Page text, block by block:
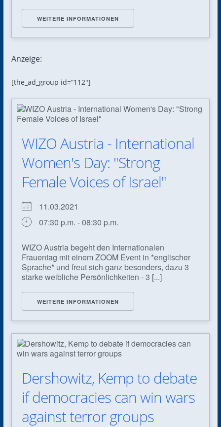
WEITERE INFORMATIONEN
Anzeige:
[the_ad_group id=“112″]
WIZO Austria - International
Women's Day: "Strong
Female Voices of Israel"
11.03.2021
07:30 p.m. - 08:30 p.m.
WIZO Austria begeht den Internationalen
Frauentag mit einem ZOOM Event in *englischer
Sprache* und freut sich ganz besonders, dazu 3
starke weibliche Persönlichkeiten - 3 [...]
WEITERE INFORMATIONEN
Dershowitz, Kemp to debate
if democracies can win wars
against terror groups